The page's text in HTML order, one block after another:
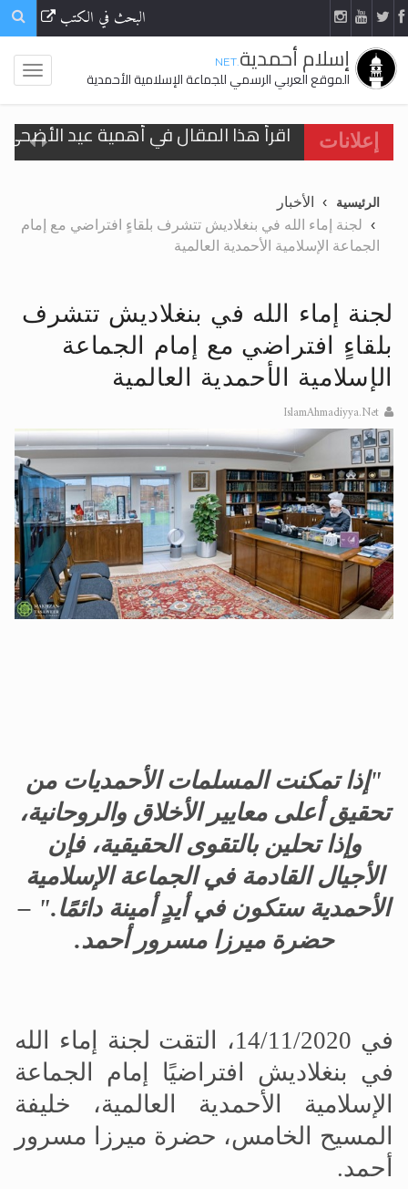
البحث في الكتب
إسلام أحمدية.NET
الموقع العربي الرسمي للجماعة الإسلامية الأحمدية
إعلانات
اقرأ هذا المقال في أهمية عيد
تعميم هامّ لأفراد الجماعة >> المزيد
تعميم هامّ لأفراد الجماعة >> المزيد
اقرأ هذا الكتاب وتعرّف على حقيقة
الحجّ.. دلالات، حِكم، وأهداف >> المزيد
اقرأ هذا المقال في أهمية عيد
الرئيسية
الأخبار
لجنة إماء الله في بنغلاديش تتشرف بلقاءٍ افتراضي مع إمام
الجماعة الإسلامية الأحمدية العالمية
لجنة إماء الله في بنغلاديش تتشرف
بلقاءٍ افتراضي مع إمام الجماعة
الإسلامية الأحمدية العالمية
IslamAhmadiyya.Net
"إذا تمكنت المسلمات الأحمديات من
تحقيق أعلى معايير الأخلاق والروحانية،
وإذا تحلين بالتقوى الحقيقية، فإن
الأجيال القادمة في الجماعة الإسلامية
الأحمدية ستكون في أيدٍ أمينة دائمًا." –
حضرة ميرزا مسرور أحمد.
في 14/11/2020، التقت لجنة إماء الله
في بنغلاديش افتراضيًا إمام الجماعة
الإسلامية الأحمدية العالمية، خليفة
المسيح الخامس، حضرة ميرزا مسرور
أحمد.